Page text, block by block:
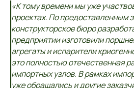
«К тому времени мы уже
проектах. По предоставленным
конструкторское бюро
предприятии изготовили
агрегаты и испарители
это полностью отечественная
импортных узлов. В рамках
уже обращались и другие